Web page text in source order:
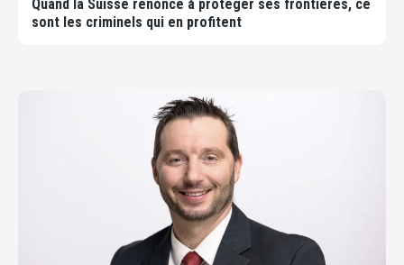
Quand la Suisse renonce à protéger ses frontières, ce
sont les criminels qui en profitent